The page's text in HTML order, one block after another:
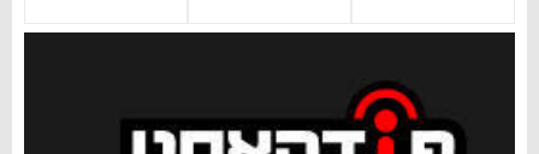
נפתח בכרטיסייה חדשה חדשה